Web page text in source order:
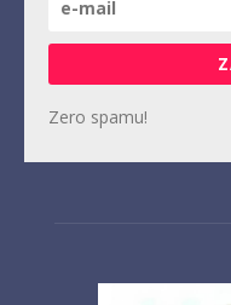
Zero spamu!